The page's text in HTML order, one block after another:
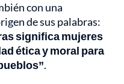
con una
de sus palabras:
significa mujeres
ética y moral para
.